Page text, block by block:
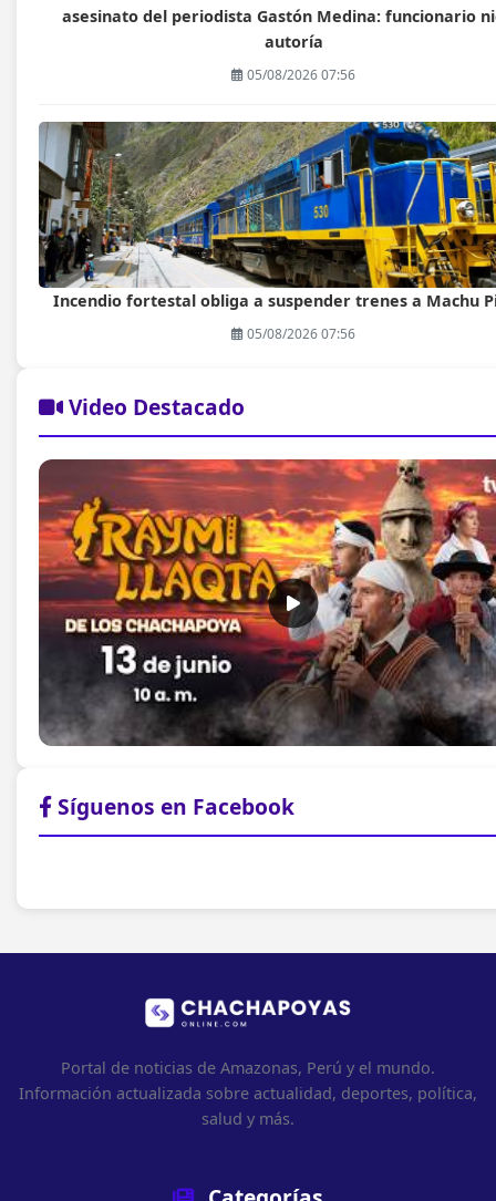
asesinato del periodista Gastón Medina: funcionario
autoría
05/08/2026 07:56
Incendio fortestal obliga a suspender trenes a Machu
05/08/2026 07:56
Video Destacado
Síguenos en Facebook
Portal de noticias de Amazonas, Perú y el mundo.
Información actualizada sobre actualidad, deportes, política,
salud y más.